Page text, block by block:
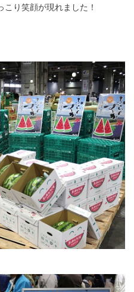
こり笑顔が現れました！